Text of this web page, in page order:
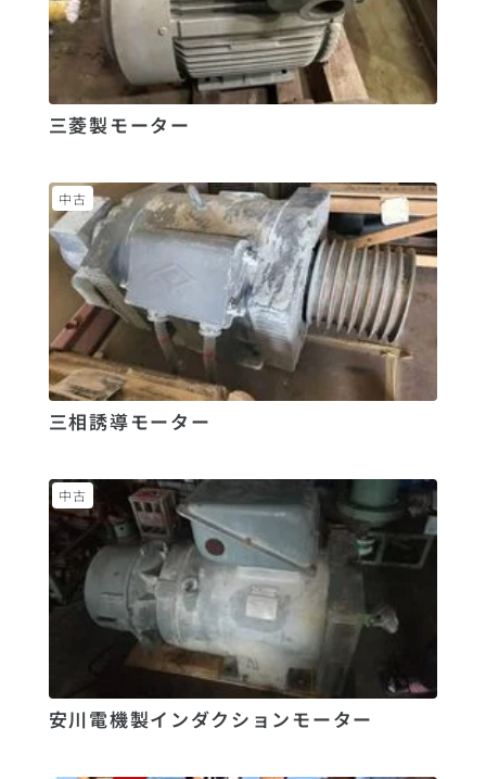
三菱製モーター
三相誘導モーター
中古
安川電機製インダクションモーター
中古